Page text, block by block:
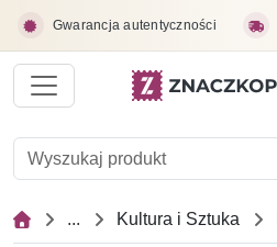
Gwarancja autentyczności
... Kultura i Sztuka